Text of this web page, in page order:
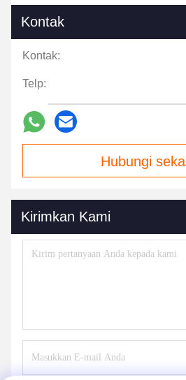
Kontak
Kontak:
Telp:
Hubungi
Kirimkan Kami